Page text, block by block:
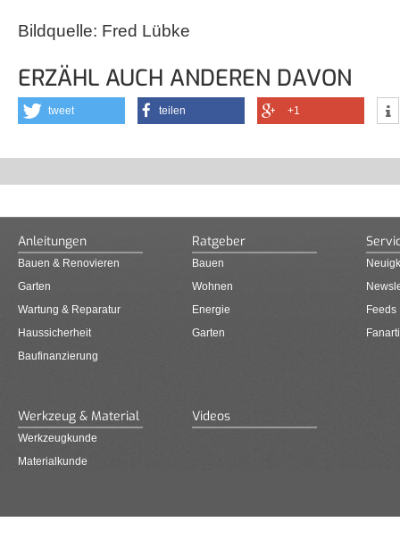
Bildquelle: Fred Lübke
ERZÄHL AUCH ANDEREN DAVON
tweet teilen +1
Anleitungen
Bauen & Renovieren
Garten
Wartung & Reparatur
Haussicherheit
Baufinanzierung
Ratgeber
Bauen
Wohnen
Energie
Garten
Feeds
Werkzeug & Material
Werkzeugkunde
Materialkunde
Videos